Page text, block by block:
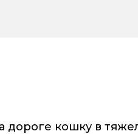
дороге кошку в